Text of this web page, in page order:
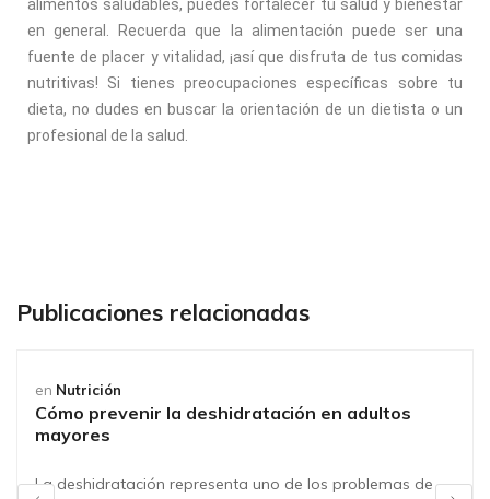
alimentos saludables, puedes fortalecer tu salud y bienestar
en general. Recuerda que la alimentación puede ser una
fuente de placer y vitalidad, ¡así que disfruta de tus comidas
nutritivas! Si tienes preocupaciones específicas sobre tu
dieta, no dudes en buscar la orientación de un dietista o un
profesional de la salud.
Publicaciones relacionadas
en Nutrición
Cómo prevenir la deshidratación en adultos
mayores
La deshidratación representa uno de los problemas de